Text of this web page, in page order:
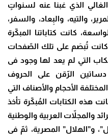
الذي غبنا عنه لسنواتٍ
والتيه، والبِعاد، والسفر،
كانت كتاباتنا المبكّرة
تُبصَم على تلك الصّفحات
التي لم يعد لها وجود فى
دساتين الرّقن على الحروف
الأحجام والأصناف التي
هذه الكتابات المُبكّرة تأخذ
والمجلاّت العربية والوطنية
و”الهلال” المصرية، ثمّ فى